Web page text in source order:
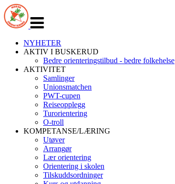
navigasjon
NYHETER
AKTIV I BUSKERUD
Bedre orienteringstilbud - bedre folkehelse
AKTIVITET
Samlinger
Unionsmatchen
PWT-cupen
Reiseopplegg
Turorientering
O-troll
KOMPETANSE/LÆRING
Utøver
Arrangør
Lær orientering
Orientering i skolen
Tilskuddsordninger